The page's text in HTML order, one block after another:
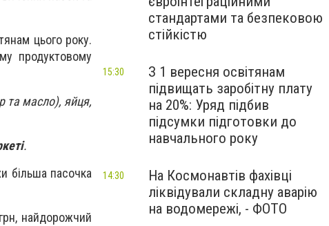
цього року.
продуктовому
та масло), яйця,
.
більша пасочка
найдорожчий
стандартами та безпековою
стійкістю
З 1 вересня освітянам
підвищать заробітну плату
на 20%: Уряд підбив
підсумки підготовки до
навчального року
15:30
На Космонавтів фахівці
ліквідували складну аварію
на водомережі, - ФОТО
14:30